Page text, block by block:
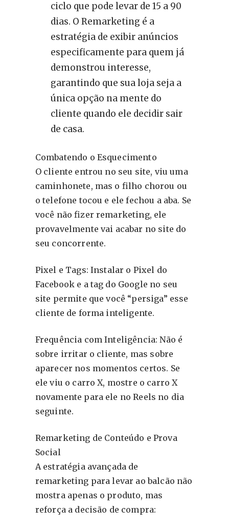
ciclo que pode levar de 15 a 90
dias. O Remarketing é a
estratégia de exibir anúncios
especificamente para quem já
demonstrou interesse,
garantindo que sua loja seja a
única opção na mente do
cliente quando ele decidir sair
de casa.
Combatendo o Esquecimento
O cliente entrou no seu site, viu uma
caminhonete, mas o filho chorou ou
o telefone tocou e ele fechou a aba. Se
você não fizer remarketing, ele
provavelmente vai acabar no site do
seu concorrente.
Pixel e Tags: Instalar o Pixel do
Facebook e a tag do Google no seu
site permite que você “persiga” esse
cliente de forma inteligente.
Frequência com Inteligência: Não é
sobre irritar o cliente, mas sobre
aparecer nos momentos certos. Se
ele viu o carro X, mostre o carro X
novamente para ele no Reels no dia
seguinte.
Remarketing de Conteúdo e Prova
Social
A estratégia avançada de
remarketing para levar ao balcão não
mostra apenas o produto, mas
reforça a decisão de compra: